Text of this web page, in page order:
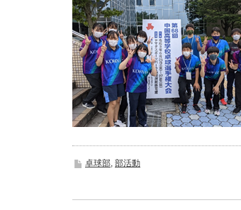
卓球部, 部活動